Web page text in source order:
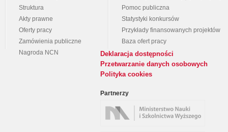
Struktura
Akty prawne
Oferty pracy
Zamówienia publiczne
Nagroda NCN
Pomoc publiczna
Statystyki konkursów
Przykłady finansowanych projektów
Baza ofert pracy
Deklaracja dostępności
Przetwarzanie danych osobowych
Polityka cookies
Partnerzy